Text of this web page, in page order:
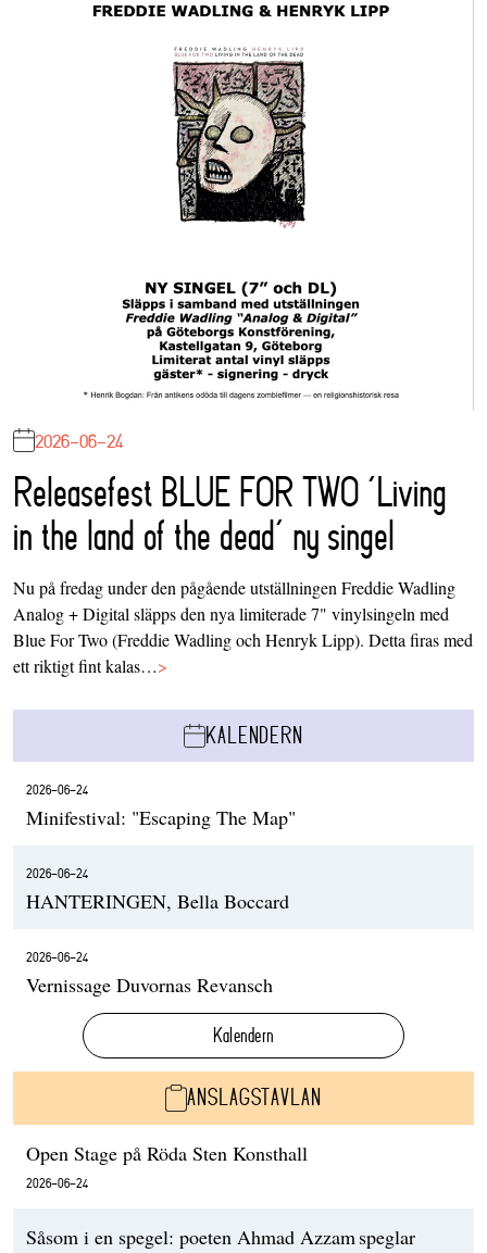
2026-06-24
Releasefest BLUE FOR TWO ‘Living
in the land of the dead’ ny singel
Nu på fredag under den pågående utställningen Freddie Wadling
Analog + Digital släpps den nya limiterade 7" vinylsingeln med
Blue For Two (Freddie Wadling och Henryk Lipp). Detta firas med
ett riktigt fint kalas…>
KALENDERN
2026-06-24
Minifestival: "Escaping The Map"
2026-06-24
HANTERINGEN, Bella Boccard
2026-06-24
Vernissage Duvornas Revansch
Kalendern
ANSLAGSTAVLAN
Open Stage på Röda Sten Konsthall
2026-06-24
Såsom i en spegel: poeten Ahmad Azzam speglar